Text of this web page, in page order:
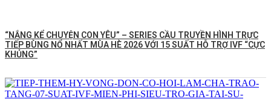
“NẮNG KỂ CHUYỆN CON YÊU” – SERIES CẦU TRUYỀN HÌNH TRỰC
TIẾP BÙNG NỔ NHẤT MÙA HÈ 2026 VỚI 15 SUẤT HỖ TRỢ IVF “CỰC
KHỦNG”